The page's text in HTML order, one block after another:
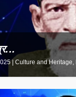
|Culture and Heritage,